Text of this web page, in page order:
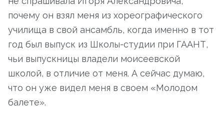
почему он взял меня из хореографического
училища в свой ансамбль, когда именно в тот
год был выпуск из Школы-студии при ГААНТ,
чьи выпускницы владели моисеевской
школой, в отличие от меня. А сейчас думаю,
что он уже видел меня в своем «Молодом
балете».